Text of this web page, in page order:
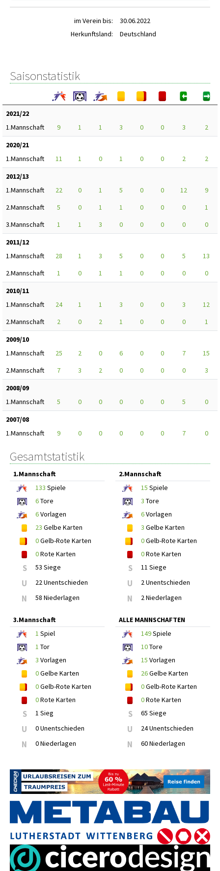
im Verein bis:
30.06.2022
Herkunftsland:
Deutschland
Saisonstatistik
2021/22
1.Mannschaft
9 1 1 3 0 0 3
2
2020/21
1.Mannschaft
11 1 0 1 0 0 2
2
2012/13
1.Mannschaft
22 0 1 5 0 0 12
9
2.Mannschaft
5 0 1 1 0 0 0
1
3.Mannschaft
1 1 3 0 0 0 0
0
2011/12
1.Mannschaft
28 1 3 5 0 0 5
13
2.Mannschaft
1 0 1 1 0 0 0
0
2010/11
1.Mannschaft
24 1 1 3 0 0 3
12
2.Mannschaft
2 0 2 1 0 0 0
1
2009/10
1.Mannschaft
25 2 0 6 0 0 7
15
2.Mannschaft
7 3 2 0 0 0 0
3
2008/09
1.Mannschaft
5 0 0 0 0 0 5
0
2007/08
1.Mannschaft
9 0 0 0 0 0 7 0
Gesamtstatistik
1.Mannschaft
133 Spiele
6Tore
6Vorlagen
23 Gelbe Karten
0Gelb-Rote Karten
0Rote Karten
S 53 Siege
U 22 Unentschieden
N 58 Niederlagen
2.Mannschaft
15 Spiele
3 Tore
6Vorlagen
3 Gelbe Karten
0Gelb-Rote Karten
0Rote Karten
S 11 Siege
U 2 Unentschieden
N 2 Niederlagen
3.Mannschaft
1 Spiel
1 Tor
3 Vorlagen
0Gelbe Karten
0Gelb-Rote Karten
0Rote Karten
S 1 Sieg
U 0 Unentschieden
N 0 Niederlagen
ALLE MANNSCHAFTEN
149Spiele
10Tore
15 Vorlagen
26Gelbe Karten
0Gelb-Rote Karten
0Rote Karten
S 65 Siege
U 24 Unentschieden
N 60 Niederlagen